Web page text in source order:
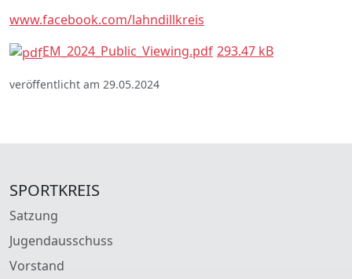
www.facebook.com/lahndillkreis
EM_2024_Public_Viewing.pdf 293.47 kB
veröffentlicht am 29.05.2024
SPORTKREIS
Satzung
Jugendausschuss
Vorstand